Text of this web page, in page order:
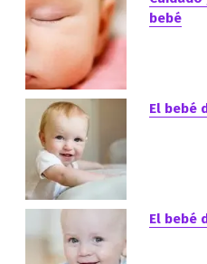
bebé
El bebé
El bebé